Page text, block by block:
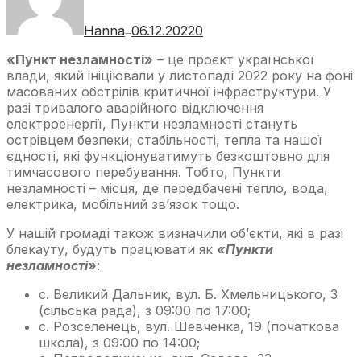
Hanna—06.12.20220
«Пункт незламності» – це проєкт української
влади, який ініціювали у листопаді 2022 року на фоні
масованих обстрілів критичної інфраструктури. У
разі тривалого аварійного відключення
електроенергії, Пункти незламності стануть
острівцем безпеки, стабільності, тепла та нашої
єдності, які функціонуватимуть безкоштовно для
тимчасового перебування. Тобто, Пункти
незламності – місця, де передбачені тепло, вода,
електрика, мобільний зв’язок тощо.
У нашій громаді також визначили об’єкти, які в разі
блекауту, будуть працювати як «Пункти
незламності»:
с. Великий Дальник, вул. Б. Хмельницького, 3
(сільська рада), з 09:00 по 17:00;
с. Розселенець, вул. Шевченка, 19 (початкова
школа), з 09:00 по 14:00;